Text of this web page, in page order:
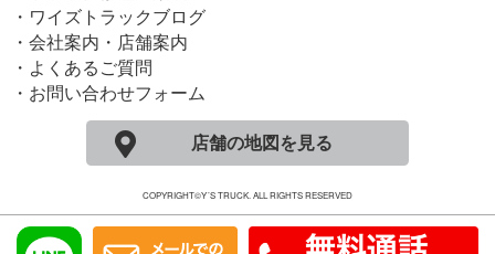
・ワイズトラックブログ
・会社案内・店舗案内
・よくあるご質問
・お問い合わせフォーム
店舗の地図を見る
COPYRIGHT©Y´S TRUCK. ALL RIGHTS RESERVED